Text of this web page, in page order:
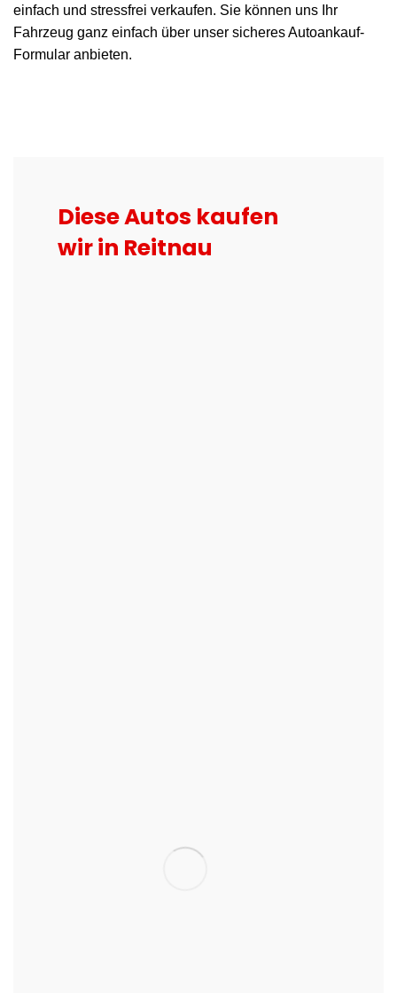
einfach und stressfrei verkaufen. Sie können uns Ihr
Fahrzeug ganz einfach über unser sicheres Autoankauf-
Formular anbieten.
Diese Autos kaufen
wir in Reitnau